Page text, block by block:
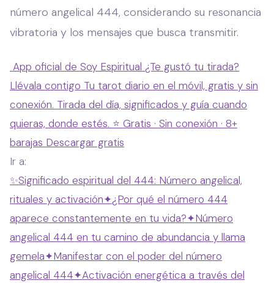
número angelical 444, considerando su resonancia
vibratoria y los mensajes que busca transmitir.
App oficial de Soy Espiritual ¿Te gustó tu tirada?
Llévala contigo Tu tarot diario en el móvil, gratis y sin
conexión. Tirada del día, significados y guía cuando
quieras, donde estés. ⭐ Gratis · Sin conexión · 8+
barajas Descargar gratis
Ir a:
✨Significado espiritual del 444: Número angelical,
rituales y activación✦¿Por qué el número 444
aparece constantemente en tu vida?✦Número
angelical 444 en tu camino de abundancia y llama
gemela✦Manifestar con el poder del número
angelical 444✦Activación energética a través del